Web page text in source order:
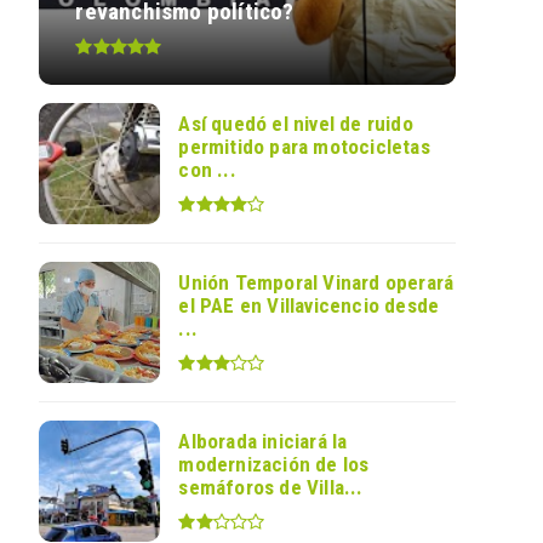
revanchismo político?
Así quedó el nivel de ruido
permitido para motocicletas
con ...
Unión Temporal Vinard operará
el PAE en Villavicencio desde
...
Alborada iniciará la
modernización de los
semáforos de Villa...